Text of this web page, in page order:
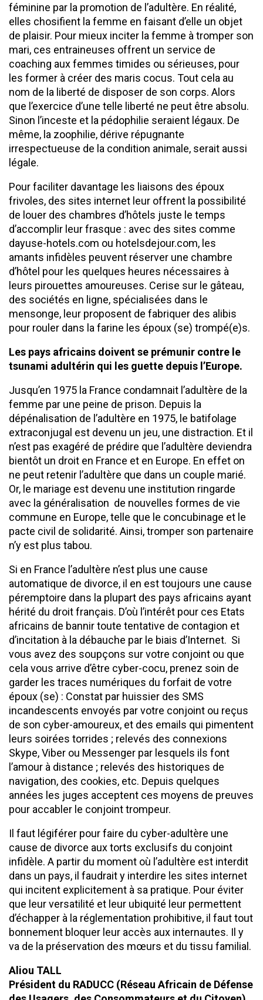
féminine par la promotion de l’adultère. En réalité,
elles chosifient la femme en faisant d’elle un objet
de plaisir. Pour mieux inciter la femme à tromper son
mari, ces entraineuses offrent un service de
coaching aux femmes timides ou sérieuses, pour
les former à créer des maris cocus. Tout cela au
nom de la liberté de disposer de son corps. Alors
que l’exercice d’une telle liberté ne peut être absolu.
Sinon l’inceste et la pédophilie seraient légaux. De
même, la zoophilie, dérive répugnante
irrespectueuse de la condition animale, serait aussi
légale.
Pour faciliter davantage les liaisons des époux
frivoles, des sites internet leur offrent la possibilité
de louer des chambres d’hôtels juste le temps
d’accomplir leur frasque : avec des sites comme
dayuse-hotels.com ou hotelsdejour.com, les
amants infidèles peuvent réserver une chambre
d’hôtel pour les quelques heures nécessaires à
leurs pirouettes amoureuses. Cerise sur le gâteau,
des sociétés en ligne, spécialisées dans le
mensonge, leur proposent de fabriquer des alibis
pour rouler dans la farine les époux (se) trompé(e)s.
Les pays africains doivent se prémunir contre le
tsunami adultérin qui les guette depuis l’Europe.
Jusqu’en 1975 la France condamnait l’adultère de la
femme par une peine de prison. Depuis la
dépénalisation de l’adultère en 1975, le batifolage
extraconjugal est devenu un jeu, une distraction. Et il
n’est pas exagéré de prédire que l’adultère deviendra
bientôt un droit en France et en Europe. En effet on
ne peut retenir l’adultère que dans un couple marié.
Or, le mariage est devenu une institution ringarde
avec la généralisation de nouvelles formes de vie
commune en Europe, telle que le concubinage et le
pacte civil de solidarité. Ainsi, tromper son partenaire
n’y est plus tabou.
Si en France l’adultère n’est plus une cause
automatique de divorce, il en est toujours une cause
péremptoire dans la plupart des pays africains ayant
hérité du droit français. D’où l’intérêt pour ces Etats
africains de bannir toute tentative de contagion et
d’incitation à la débauche par le biais d’Internet. Si
vous avez des soupçons sur votre conjoint ou que
cela vous arrive d’être cyber-cocu, prenez soin de
garder les traces numériques du forfait de votre
époux (se) : Constat par huissier des SMS
incandescents envoyés par votre conjoint ou reçus
de son cyber-amoureux, et des emails qui pimentent
leurs soirées torrides ; relevés des connexions
Skype, Viber ou Messenger par lesquels ils font
l’amour à distance ; relevés des historiques de
navigation, des cookies, etc. Depuis quelques
années les juges acceptent ces moyens de preuves
pour accabler le conjoint trompeur.
Il faut légiférer pour faire du cyber-adultère une
cause de divorce aux torts exclusifs du conjoint
infidèle. A partir du moment où l’adultère est interdit
dans un pays, il faudrait y interdire les sites internet
qui incitent explicitement à sa pratique. Pour éviter
que leur versatilité et leur ubiquité leur permettent
d’échapper à la réglementation prohibitive, il faut tout
bonnement bloquer leur accès aux internautes. Il y
va de la préservation des mœurs et du tissu familial.
Aliou TALL
Président du RADUCC (Réseau Africain de Défense